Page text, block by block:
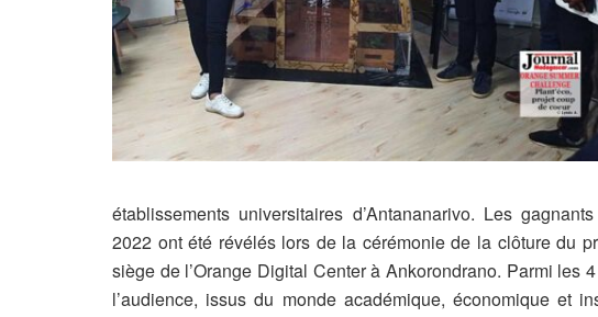
établissements universitaires d’Antananarivo. Les
2022 ont été révélés lors de la cérémonie de la clôture du
siège de l’Orange Digital Center à Ankorondrano. Parmi les
l’audience, issus du monde académique, économique et